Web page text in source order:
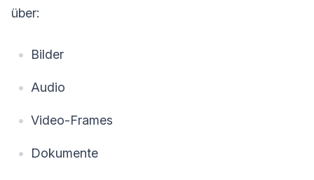
über:
Bilder
Audio
Video-Frames
Dokumente